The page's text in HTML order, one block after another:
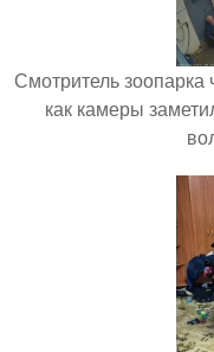
Смотритель зоопарка
как камеры